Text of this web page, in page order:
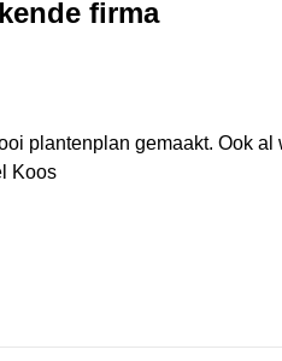
firma
plantenplan gemaakt. Ook
Koos